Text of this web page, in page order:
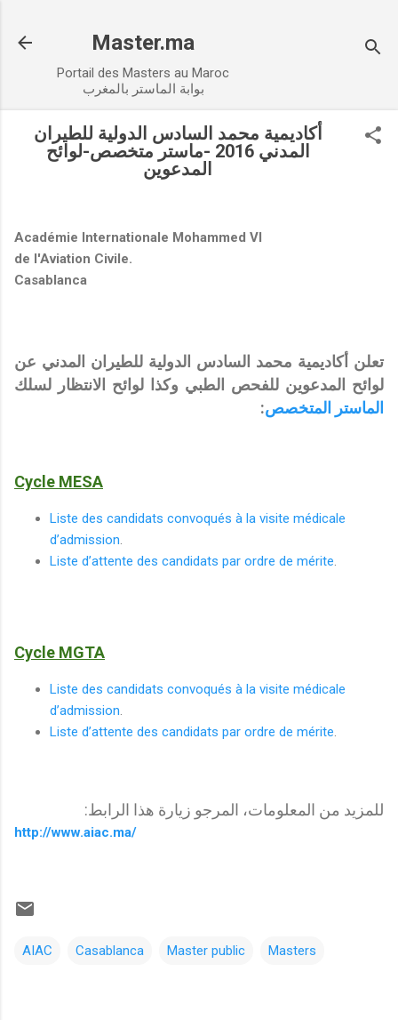
Master.ma
Portail des Masters au Maroc
بوابة الماستر بالمغرب
أكاديمية محمد السادس الدولية للطيران
المدني 2016 -ماستر متخصص-لوائح
المدعوين
Académie Internationale Mohammed VI
de l'Aviation Civile.
Casablanca
تعلن أكاديمية محمد السادس الدولية للطيران المدني عن
لوائح المدعوين للفحص الطبي وكذا لوائح الانتظار لسلك
الماستر المتخصص:
Cycle MESA
Liste des candidats convoqués à la visite médicale
d’admission.
Liste d’attente des candidats par ordre de mérite.
Cycle MGTA
Liste des candidats convoqués à la visite médicale
d’admission.
Liste d’attente des candidats par ordre de mérite.
للمزيد من المعلومات، المرجو زيارة هذا الرابط:
http://www.aiac.ma/
AIAC Casablanca Master public Masters